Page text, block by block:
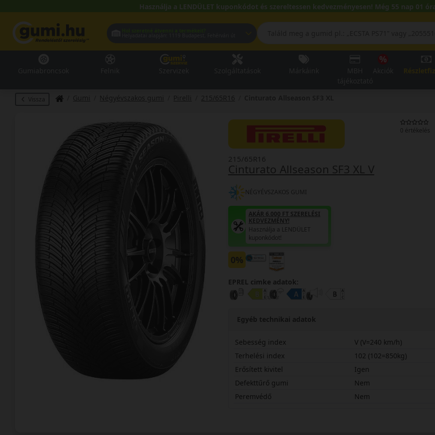
Használja a LENDÜLET kuponkódot és szereltessen kedvezményesen! Még 55 nap 01
Vissza Gumi Négyévszakos gumi Pirelli 215/65R16
0 értékelés
Cinturato Allseason SF3 XL V
215/65R16
NÉGYÉVSZAKOS GUMI
AKÁR 6.000 FT SZERELÉSI
KEDVEZMÉNY!
Használja a LENDÜLET
kuponkódot!
0%
EPREL cimke adatok:
Egyéb technikai adatok
Sebesség index
V (V=240 km/h)
Terhelési index
102 (102=850kg)
Erősített kivitel
Igen
Defekttűrő gumi
Nem
Peremvédő
Nem